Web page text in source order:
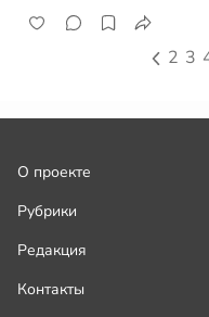
2 3
О проекте
Рубрики
Редакция
Контакты